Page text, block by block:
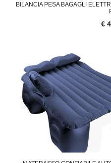
BILANCIA PESA BAGAGLI
€